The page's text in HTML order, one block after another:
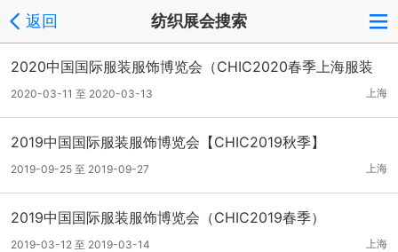
返回 纺织展会搜索
2020中国国际服装服饰博览会（CHIC2020春季上海服装
展）
上海
2020-03-11 至 2020-03-13
2019中国国际服装服饰博览会【CHIC2019秋季】
上海
2019-09-25 至 2019-09-27
2019中国国际服装服饰博览会（CHIC2019春季）
上海
2019-03-12 至 2019-03-14